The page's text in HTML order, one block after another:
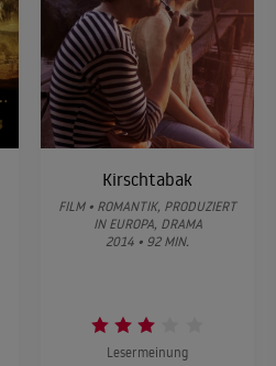
Kirschtabak
FILM • ROMANTIK, PRODUZIERT
IN EUROPA, DRAMA
2014 • 92 MIN.
Lesermeinung